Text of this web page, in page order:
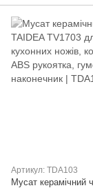
Артикул: TDA103
Мусат керамічний